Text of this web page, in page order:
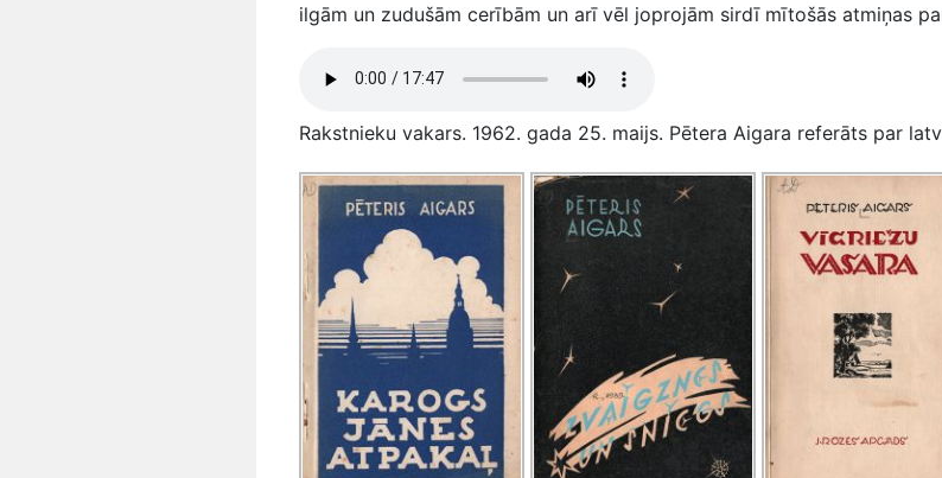
ilgām un zudušām cerībām un arī vēl joprojām sirdī mītošās atmiņas
Rakstnieku vakars. 1962. gada 25. maijs. Pētera Aigara referāts par